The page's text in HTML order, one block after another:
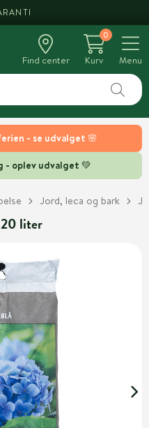
- se udvalget 🌸
- oplev udvalget 💚
Find center
0
Kurv
Menu
Jord, leca og bark
liter